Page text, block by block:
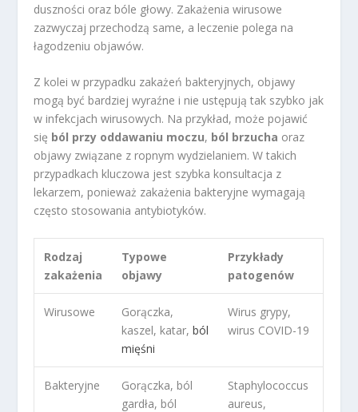
duszności oraz bóle głowy. Zakażenia wirusowe
zazwyczaj przechodzą same, a leczenie polega na
łagodzeniu objawów.
Z kolei w przypadku zakażeń bakteryjnych, objawy
mogą być bardziej wyraźne i nie ustępują tak szybko jak
w infekcjach wirusowych. Na przykład, może pojawić
się ból przy oddawaniu moczu, ból brzucha oraz
objawy związane z ropnym wydzielaniem. W takich
przypadkach kluczowa jest szybka konsultacja z
lekarzem, ponieważ zakażenia bakteryjne wymagają
często stosowania antybiotyków.
Rodzaj
zakażenia
Typowe
objawy
Przykłady
patogenów
Wirusowe
Gorączka,
kaszel, katar,ból
mięśni
Wirus grypy,
wirus COVID-19
Bakteryjne
Gorączka, ból
gardła, ból
Staphylococcus
aureus,